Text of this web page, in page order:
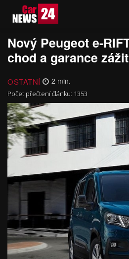
Nový Peugeot e-
chod a garance
OSTATNÍ 2 min.
Počet přečtení článku: 1353